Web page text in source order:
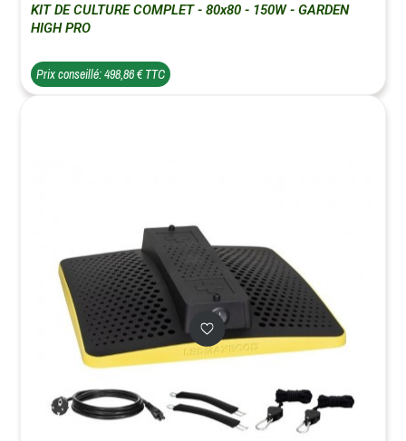
KIT DE CULTURE COMPLET - 80x80 - 150W - GARDEN
HIGH PRO
Prix conseillé: 498,86 € TTC